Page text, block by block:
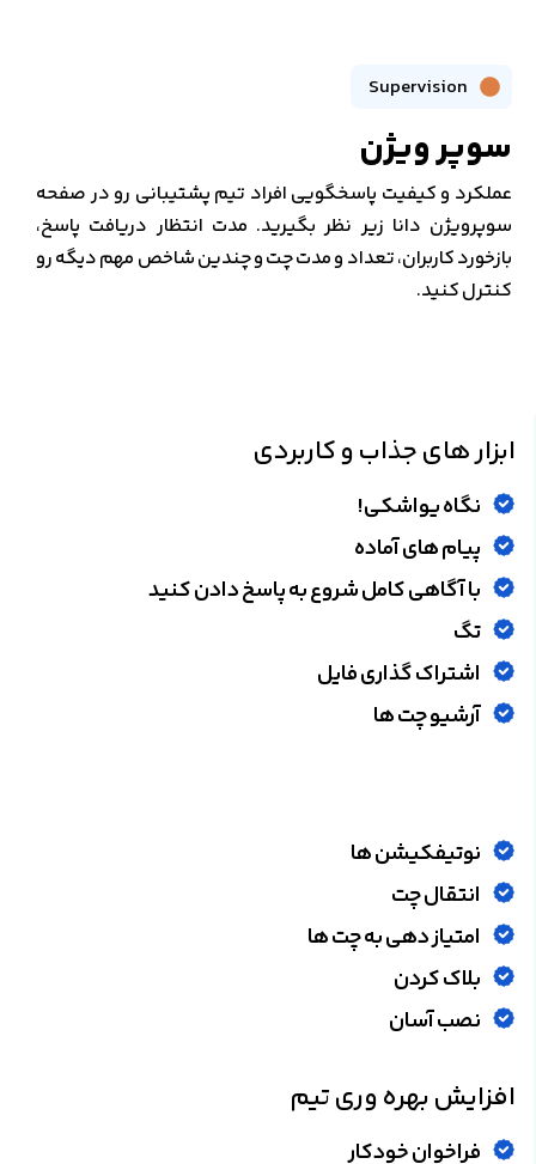
Supervision
سوپر ویژن
عملکرد و کیفیت پاسخگویی افراد تیم پشتیبانی رو در صفحه
سوپرویژن دانا زیر نظر بگیرید. مدت انتظار دریافت پاسخ،
بازخورد کاربران، تعداد و مدت چت و چندین شاخص مهم دیگه رو
کنترل کنید.
ابزار های جذاب و کاربردی
نگاه یواشکی!
پیام های آماده
با آگاهی کامل شروع به پاسخ دادن کنید
تگ
اشتراک گذاری فایل
آرشیو چت ها
نوتیفکیشن ها
انتقال چت
امتیاز دهی به چت ها
بلاک کردن
نصب آسان
افزایش بهره وری تیم
فراخوان خودکار